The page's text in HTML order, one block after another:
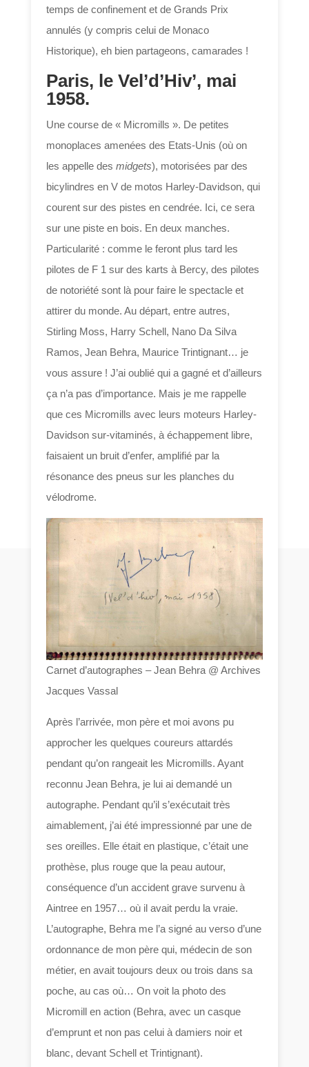
temps de confinement et de Grands Prix
annulés (y compris celui de Monaco
Historique), eh bien partageons, camarades !
Paris, le Vel’d’Hiv’, mai
1958.
Une course de « Micromills ». De petites
monoplaces amenées des Etats-Unis (où on
les appelle desmidgets), motorisées par des
bicylindres en V de motos Harley-Davidson, qui
courent sur des pistes en cendrée. Ici, ce sera
sur une piste en bois. En deux manches.
Particularité : comme le feront plus tard les
pilotes de F 1 sur des karts à Bercy, des pilotes
de notoriété sont là pour faire le spectacle et
attirer du monde. Au départ, entre autres,
Stirling Moss, Harry Schell, Nano Da Silva
Ramos, Jean Behra, Maurice Trintignant… je
vous assure ! J’ai oublié qui a gagné et d’ailleurs
ça n’a pas d’importance. Mais je me rappelle
que ces Micromills avec leurs moteurs Harley-
Davidson sur-vitaminés, à échappement libre,
faisaient un bruit d’enfer, amplifié par la
résonance des pneus sur les planches du
vélodrome.
Carnet d’autographes – Jean Behra @ Archives
Jacques Vassal
Après l’arrivée, mon père et moi avons pu
approcher les quelques coureurs attardés
pendant qu’on rangeait les Micromills. Ayant
reconnu Jean Behra, je lui ai demandé un
autographe. Pendant qu’il s’exécutait très
aimablement, j’ai été impressionné par une de
ses oreilles. Elle était en plastique, c’était une
prothèse, plus rouge que la peau autour,
conséquence d’un accident grave survenu à
Aintree en 1957… où il avait perdu la vraie.
L’autographe, Behra me l’a signé au verso d’une
ordonnance de mon père qui, médecin de son
métier, en avait toujours deux ou trois dans sa
poche, au cas où… On voit la photo des
Micromill en action (Behra, avec un casque
d’emprunt et non pas celui à damiers noir et
blanc, devant Schell et Trintignant).